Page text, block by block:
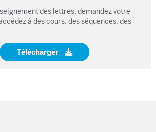
des lettres: demandez votre
à des cours, des séquences, des
Télécharger